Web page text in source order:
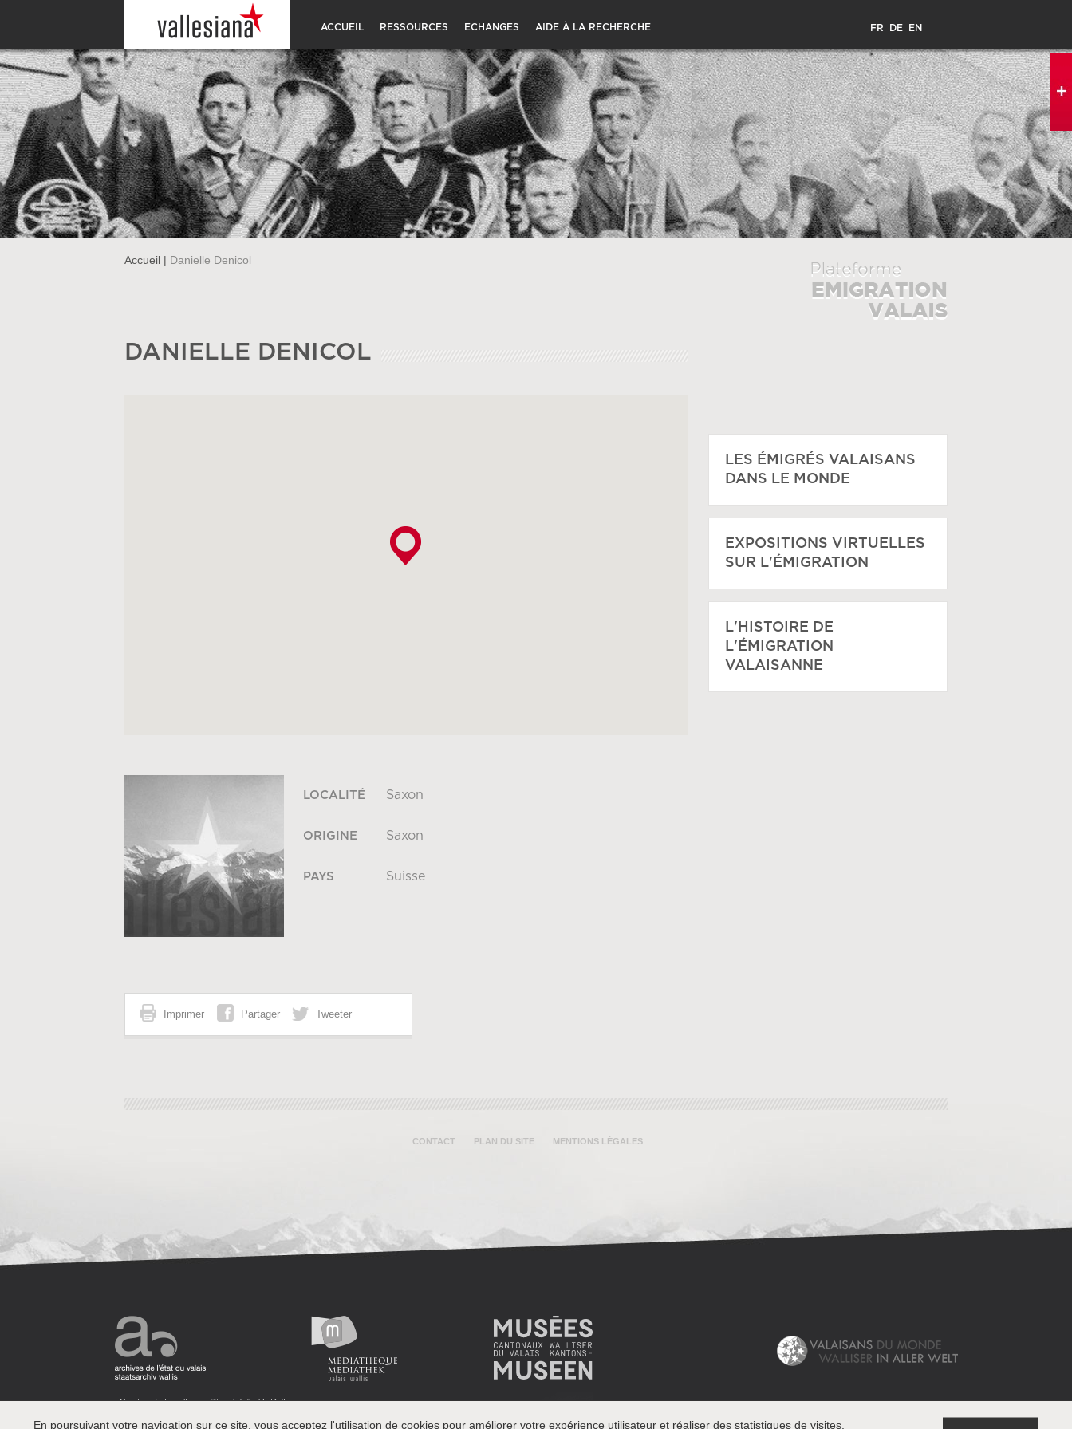
ACCUEIL RESSOURCES ECHANGES AIDE À LA RECHERCHE FR DE EN
Accueil| Danielle Denicol
DANIELLE DENICOL
LOCALITÉ Saxon
ORIGINE Saxon
PAYS Suisse
LES ÉMIGRÉS VALAISANS
DANS LE MONDE
EXPOSITIONS VIRTUELLES
SUR L'ÉMIGRATION
L'HISTOIRE DE
L'ÉMIGRATION
VALAISANNE
Imprimer Partager Tweeter
CONTACT PLAN DU SITE MENTIONS LÉGALES
En poursuivant votre navigation sur ce site, vous acceptez l'utilisation de cookies pour améliorer votre expérience utilisateur et réaliser des statistiques de visites.